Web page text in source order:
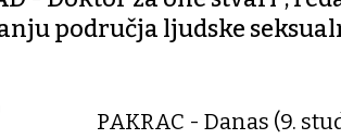
područja ljudske
PAKRAC - Danas (9.